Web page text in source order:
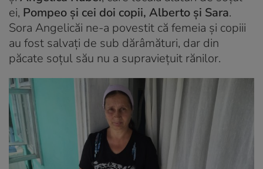
ei, Pompeo și cei doi copii, Alberto și Sara.
Sora Angelicăi ne-a povestit că femeia și copiii
au fost salvați de sub dărâmături, dar din
păcate soțul său nu a supraviețuit rănilor.